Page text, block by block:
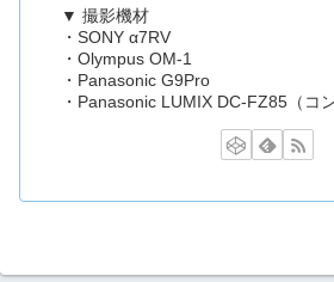
▼ 撮影機材
・SONY α7RV
・Olympus OM-1
・Panasonic G9Pro
・Panasonic LUMIX DC-FZ85（コ